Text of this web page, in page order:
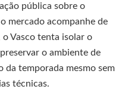
pública sobre o
mercado acompanhe de
Vasco tenta isolar o
o ambiente de
da temporada mesmo sem
técnicas.